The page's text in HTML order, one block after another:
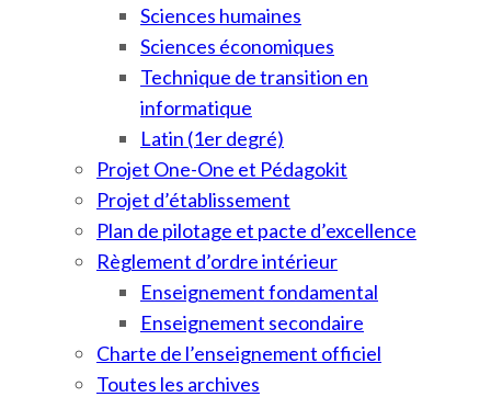
Sciences humaines
Sciences économiques
Technique de transition en
informatique
Latin (1er degré)
Projet One-One et Pédagokit
Projet d’établissement
Plan de pilotage et pacte d’excellence
Règlement d’ordre intérieur
Enseignement fondamental
Enseignement secondaire
Charte de l’enseignement officiel
Toutes les archives